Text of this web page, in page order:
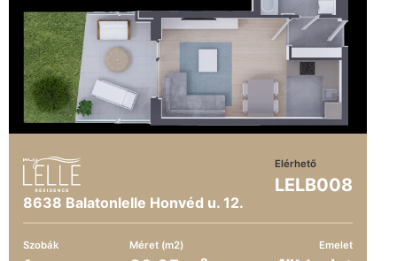
8638 Balatonlelle Honvéd u. 12.
Elérhető
LELB008
Szobák Méret (m2) Emelet